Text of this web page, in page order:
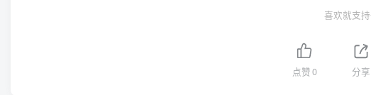
喜欢就支
点赞0 分享